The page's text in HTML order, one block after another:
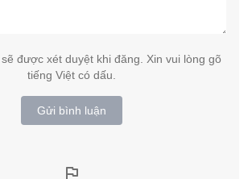
được xét duyệt khi đăng. Xin vui lòng gõ
tiếng Việt có dấu.
Gửi bình luận